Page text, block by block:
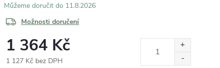
11.8.2026
Možnosti doručení
1 364 Kč
1 127 Kč bez DPH